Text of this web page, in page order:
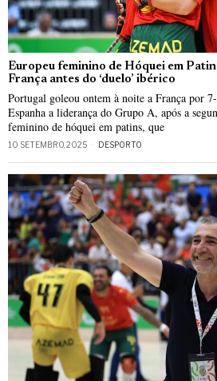
Europeu feminino de Hóquei em
França antes do ‘duelo’ ibérico
Portugal goleou ontem à noite a França por
Espanha a liderança do Grupo A, após a
feminino de hóquei em patins, que
10 SETEMBRO, 2025 DESPORTO